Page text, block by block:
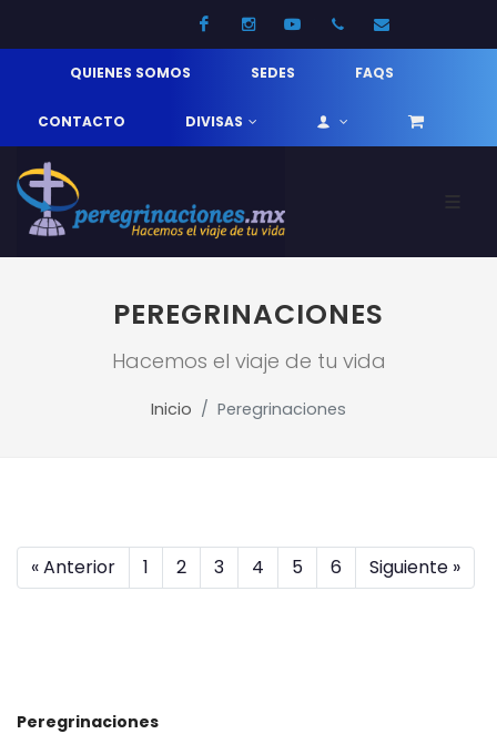
FacebookInstagramYoutube52 33 31210744
QUIENES SOMOS SEDES FAQS
CONTACTO DIVISAS
PEREGRINACIONES
Hacemos el viaje de tu vida
Inicio Peregrinaciones
« Anterior 1 2 3 4 5 6 Siguiente »
Peregrinaciones